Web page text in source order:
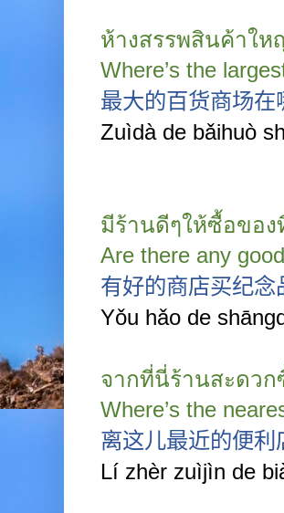
ห้างสรรพสินค้าใ
Where’s the
最大的百货商场在
Zuìdà de bǎihuò
มีร้านดีๆให้ซื้อของ
Are there any
有好的商店买纪念
Yǒu hǎo de
จากที่นี่ร้านสะดว
Where’s the
离这儿最近的便利
Lí zhèr zuìjìn de